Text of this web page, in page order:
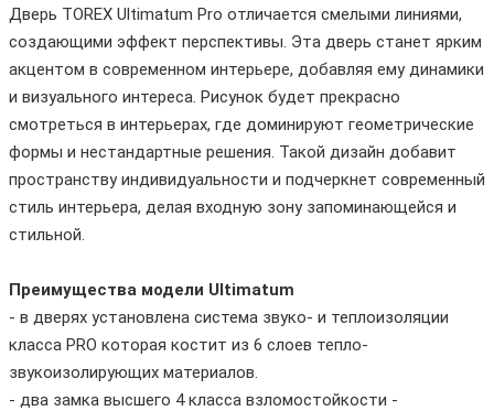
Дверь TOREX Ultimatum Pro отличается смелыми линиями,
создающими эффект перспективы. Эта дверь станет ярким
акцентом в современном интерьере, добавляя ему динамики
и визуального интереса. Рисунок будет прекрасно
смотреться в интерьерах, где доминируют геометрические
формы и нестандартные решения. Такой дизайн добавит
пространству индивидуальности и подчеркнет современный
стиль интерьера, делая входную зону запоминающейся и
стильной.
Преимущества модели Ultimatum
- в дверях установлена система звуко- и теплоизоляции
класса PRO которая костит из 6 слоев тепло-
звукоизолирующих материалов.
- два замка высшего 4 класса взломостойкости -